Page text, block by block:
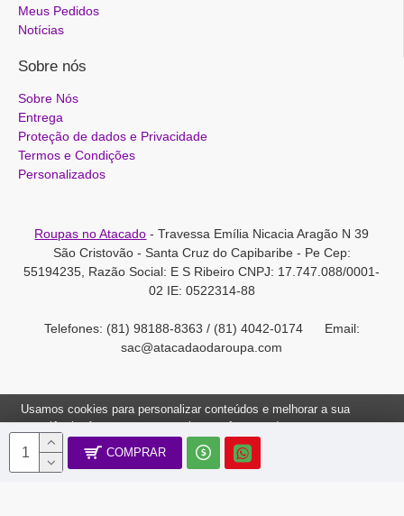
COMPRAR
Meus Pedidos
Notícias
Sobre nós
Sobre Nós
Entrega
Proteção de dados e Privacidade
Termos e Condições
Personalizados
Roupas no Atacado - Travessa Emília Nicacia Aragão N 39
São Cristovão - Santa Cruz do Capibaribe - Pe Cep:
55194235, Razão Social: E S Ribeiro CNPJ: 17.747.088/0001-
02 IE: 0522314-88
Telefones: (81) 98188-8363 / (81) 4042-0174 Email:
sac@atacadaodaroupa.com
Roupas no Atacado 2012-2022, Todos os direitos reservados.
Usamos cookies para personalizar conteúdos e melhorar a sua
experiência. Ao navegar neste site, você concorda com a nossa
Política de Cookies.